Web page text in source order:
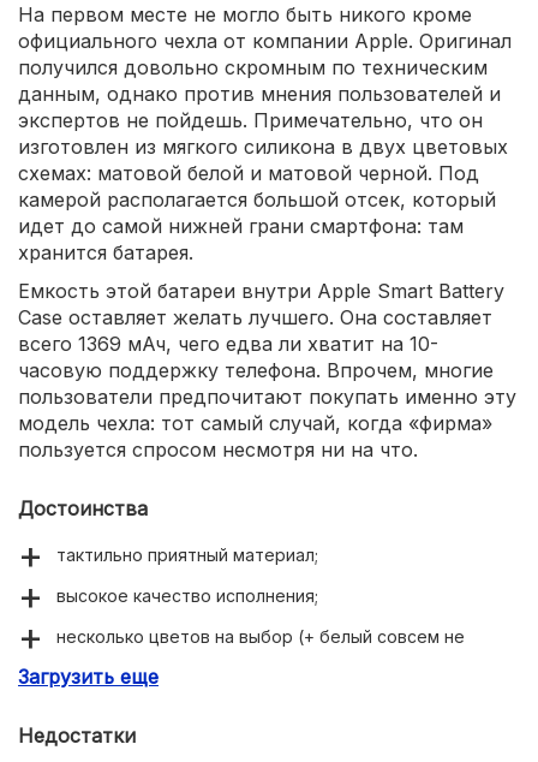
На первом месте не могло быть никого кроме
официального чехла от компании Apple. Оригинал
получился довольно скромным по техническим
данным, однако против мнения пользователей и
экспертов не пойдешь. Примечательно, что он
изготовлен из мягкого силикона в двух цветовых
схемах: матовой белой и матовой черной. Под
камерой располагается большой отсек, который
идет до самой нижней грани смартфона: там
хранится батарея.
Емкость этой батареи внутри Apple Smart Battery
Case оставляет желать лучшего. Она составляет
всего 1369 мАч, чего едва ли хватит на 10-
часовую поддержку телефона. Впрочем, многие
пользователи предпочитают покупать именно эту
модель чехла: тот самый случай, когда «фирма»
пользуется спросом несмотря ни на что.
Достоинства
тактильно приятный материал;
высокое качество исполнения;
несколько цветов на выбор (+ белый совсем не
Загрузить еще
Недостатки